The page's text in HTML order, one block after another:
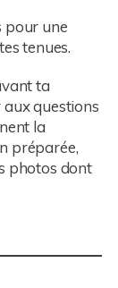
pour une
tenues.
ta
aux questions
la
préparée,
photos dont